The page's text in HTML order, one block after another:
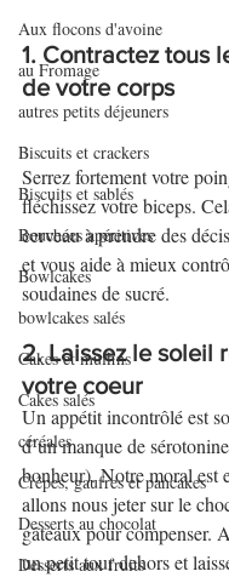
Aux flocons d'avoine
au Fromage
autres petits déjeuners
Biscuits et crackers
Biscuits et sablés
Bouchées apéritives
Bowlcakes
bowlcakes salés
Cakes et muffins
Cakes salés
céréales
Crêpes, gaufres et pancakes
Desserts au chocolat
Desserts aux fruits
1. Contractez tous
de votre corps
Serrez fortement votre
fléchissez votre biceps.
cerveau à prendre des
et vous aide à mieux
soudaines de sucré.
2. Laissez le soleil
votre coeur
Un appétit incontrôlé est
d’un manque de
bonheur). Notre moral est
allons nous jeter sur le
gâteaux pour compenser.
un petit tour dehors et